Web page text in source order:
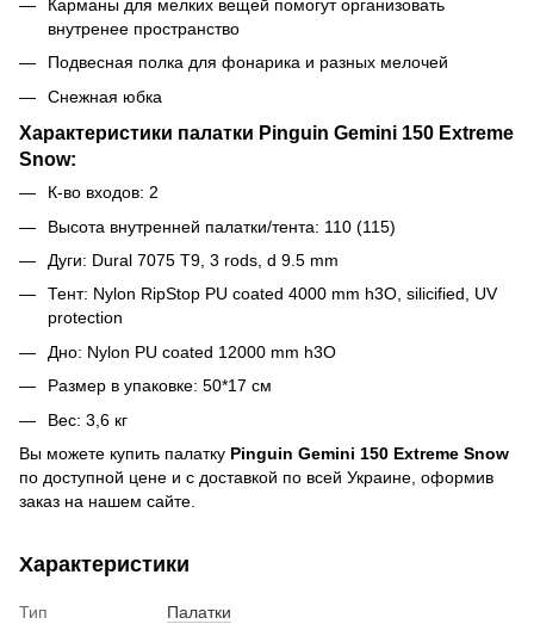
Карманы для мелких вещей помогут организовать
внутренее пространство
Подвесная полка для фонарика и разных мелочей
Снежная юбка
Характеристики палатки Pinguin Gemini 150 Extreme
Snow:
К-во входов: 2
Высота внутренней палатки/тента: 110 (115)
Дуги: Dural 7075 T9, 3 rods, d 9.5 mm
Тент: Nylon RipStop PU coated 4000 mm h3O, silicified, UV
protection
Дно: Nylon PU coated 12000 mm h3O
Размер в упаковке: 50*17 см
Вес: 3,6 кг
Вы можете купить палатку Pinguin Gemini 150 Extreme Snow
по доступной цене и с доставкой по всей Украине, оформив
заказ на нашем сайте.
Характеристики
Тип
Палатки